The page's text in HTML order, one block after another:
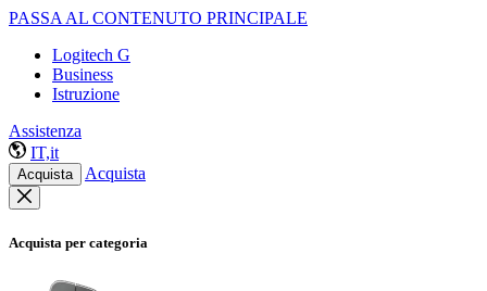
PASSA AL CONTENUTO PRINCIPALE
Logitech G
Business
Istruzione
Assistenza
IT,it
Acquista Acquista
Acquista per categoria